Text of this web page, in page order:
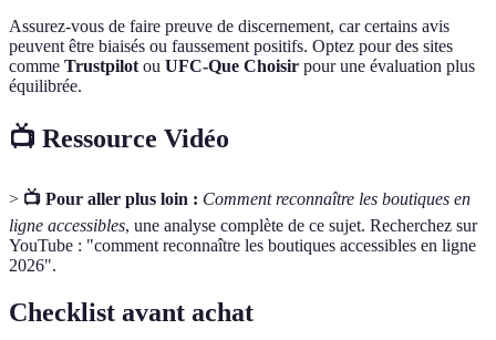
Assurez-vous de faire preuve de discernement, car certains avis
peuvent être biaisés ou faussement positifs. Optez pour des sites
comme Trustpilotou UFC-Que Choisir pour une évaluation plus
équilibrée.
📺 Ressource Vidéo
> 📺 Pour aller plus loin : Comment reconnaître les boutiques en
ligne accessibles, une analyse complète de ce sujet. Recherchez sur
YouTube : "comment reconnaître les boutiques accessibles en ligne
2026".
Checklist avant achat